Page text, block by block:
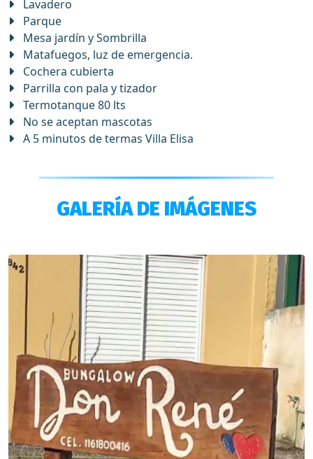
Lavadero
Parque
Mesa jardín y Sombrilla
Matafuegos, luz de emergencia.
Cochera cubierta
Parrilla con pala y tizador
Termotanque 80 lts
No se aceptan mascotas
A 5 minutos de termas Villa Elisa
GALERÍA DE IMÁGENES